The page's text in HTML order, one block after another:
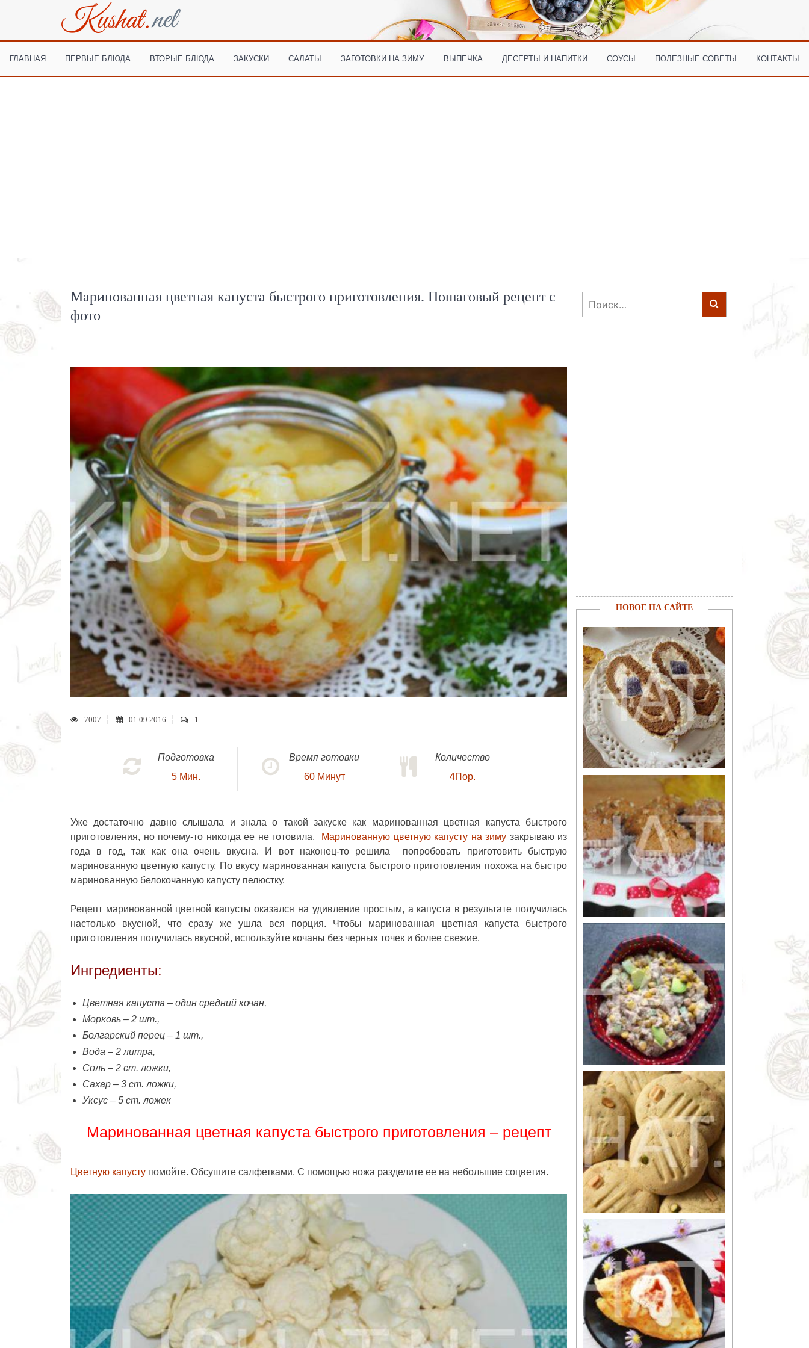
ГЛАВНАЯ ПЕРВЫЕ БЛЮДА ВТОРЫЕ БЛЮДА ЗАКУСКИ САЛАТЫ ЗАГОТОВКИ НА ЗИМУ ВЫПЕЧКА ДЕСЕРТЫ И НАПИТКИ СОУСЫ ПОЛЕЗНЫЕ СОВЕТЫ КОНТАКТЫ
Маринованная цветная капуста быстрого приготовления. Пошаговый рецепт с
фото
7007 01.09.2016 1
Подготовка
5 Мин.
Время готовки
60 Минут
Количество
4Пор.
Уже достаточно давно слышала и знала о такой закуске как маринованная цветная капуста быстрого
приготовления, но почему-то никогда ее не готовила. Маринованную цветную капусту на зиму закрываю из
года в год, так как она очень вкусна. И вот наконец-то решила попробовать приготовить быструю
маринованную цветную капусту. По вкусу маринованная капуста быстрого приготовления похожа на быстро
маринованную белокочанную капусту пелюстку.
Рецепт маринованной цветной капусты оказался на удивление простым, а капуста в результате получилась
настолько вкусной, что сразу же ушла вся порция. Чтобы маринованная цветная капуста быстрого
приготовления получилась вкусной, используйте кочаны без черных точек и более свежие.
Ингредиенты:
Цветная капуста – один средний кочан,
Морковь – 2 шт.,
Болгарский перец – 1 шт.,
Вода – 2 литра,
Соль – 2 ст. ложки,
Сахар – 3 ст. ложки,
Уксус – 5 ст. ложек
Маринованная цветная капуста быстрого приготовления – рецепт
Цветную капусту помойте. Обсушите салфетками. С помощью ножа разделите ее на небольшие соцветия.
Найти:
НОВОЕ НА САЙТЕ